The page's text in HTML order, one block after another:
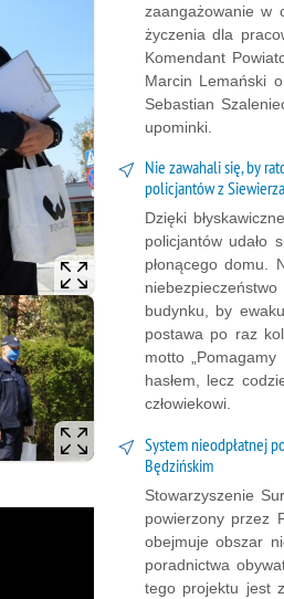
zaangażowanie w
życzenia dla
Komendant
Marcin Lemański
Sebastian
upominki.
Nie zawahali się, by
policjantów z Siewierza
Dzięki
policjantów udało
płonącego domu.
budynku, by
postawa po raz
motto
hasłem, lecz
człowiekowi.
System nieodpłatnej
Będzińskim
Stowarzyszenie
powierzony przez
obejmuje obszar
poradnictwa
tego projektu jest